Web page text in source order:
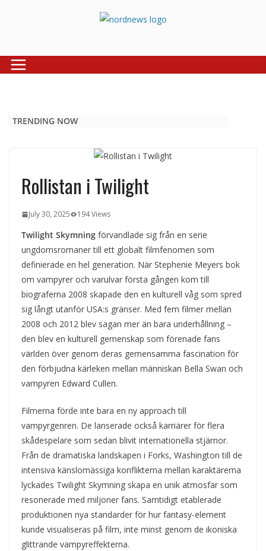
TRENDING NOW
Rollistan i Twilight
July 30, 2025 194 Views
Twilight Skymning förvandlade sig från en serie
ungdomsromaner till ett globalt filmfenomen som
definierade en hel generation. När Stephenie Meyers bok
om vampyrer och varulvar första gången kom till
biograferna 2008 skapade den en kulturell våg som spred
sig långt utanför USA:s gränser. Med fem filmer mellan
2008 och 2012 blev sagan mer än bara underhållning –
den blev en kulturell gemenskap som förenade fans
världen över genom deras gemensamma fascination för
den förbjudna kärleken mellan människan Bella Swan och
vampyren Edward Cullen.
Filmerna förde inte bara en ny approach till
vampyrgenren. De lanserade också karriärer för flera
skådespelare som sedan blivit internationella stjärnor.
Från de dramatiska landskapen i Forks, Washington till de
intensiva känslomässiga konflikterna mellan karaktärerna
lyckades Twilight Skymning skapa en unik atmosfär som
resonerade med miljoner fans. Samtidigt etablerade
produktionen nya standarder för hur fantasy-element
kunde visualiseras på film, inte minst genom de ikoniska
glittrande vampyreffekterna.